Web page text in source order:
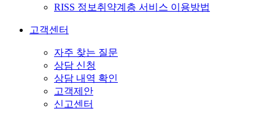
RISS 정보취약계층 서비스 이용방법
고객센터
자주 찾는 질문
상담 신청
상담 내역 확인
고객제안
신고센터